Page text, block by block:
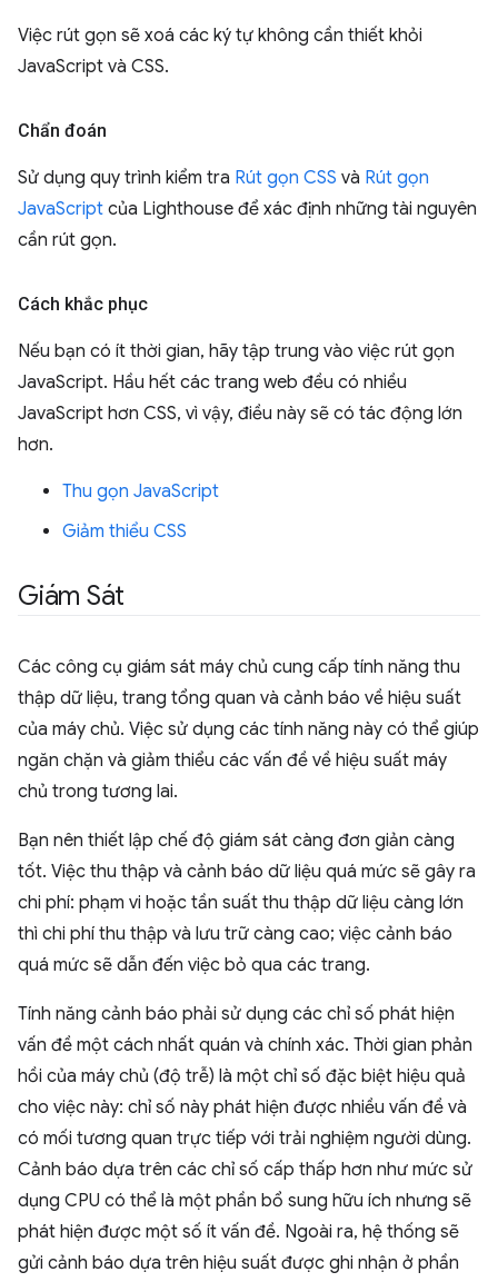
Việc rút gọn sẽ xoá các ký tự không cần thiết khỏi
JavaScript và CSS.
Chẩn đoán
Sử dụng quy trình kiểm tra Rút gọn CSS và Rút gọn
JavaScript của Lighthouse để xác định những tài nguyên
cần rút gọn.
Cách khắc phục
Nếu bạn có ít thời gian, hãy tập trung vào việc rút gọn
JavaScript. Hầu hết các trang web đều có nhiều
JavaScript hơn CSS, vì vậy, điều này sẽ có tác động lớn
hơn.
Thu gọn JavaScript
Giảm thiểu CSS
Giám Sát
Các công cụ giám sát máy chủ cung cấp tính năng thu
thập dữ liệu, trang tổng quan và cảnh báo về hiệu suất
của máy chủ. Việc sử dụng các tính năng này có thể giúp
ngăn chặn và giảm thiểu các vấn đề về hiệu suất máy
chủ trong tương lai.
Bạn nên thiết lập chế độ giám sát càng đơn giản càng
tốt. Việc thu thập và cảnh báo dữ liệu quá mức sẽ gây ra
chi phí: phạm vi hoặc tần suất thu thập dữ liệu càng lớn
thì chi phí thu thập và lưu trữ càng cao; việc cảnh báo
quá mức sẽ dẫn đến việc bỏ qua các trang.
Tính năng cảnh báo phải sử dụng các chỉ số phát hiện
vấn đề một cách nhất quán và chính xác. Thời gian phản
hồi của máy chủ (độ trễ) là một chỉ số đặc biệt hiệu quả
cho việc này: chỉ số này phát hiện được nhiều vấn đề và
có mối tương quan trực tiếp với trải nghiệm người dùng.
Cảnh báo dựa trên các chỉ số cấp thấp hơn như mức sử
dụng CPU có thể là một phần bổ sung hữu ích nhưng sẽ
phát hiện được một số ít vấn đề. Ngoài ra, hệ thống sẽ
gửi cảnh báo dựa trên hiệu suất được ghi nhận ở phần